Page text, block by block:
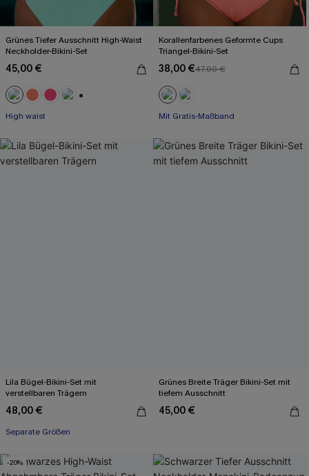
Grünes Tiefer Ausschnitt High-Waist
Neckholder-Bikini-Set
45,00 €
High waist
Korallenfarbenes Geformte Cups
Triangel-Bikini-Set
38,00 €47,00 €
Mit Gratis-Maßband
Lila Bügel-Bikini-Set mit
verstellbaren Trägern
48,00 €
Separate Größen
Grünes Breite Träger Bikini-Set mit
tiefem Ausschnitt
45,00 €
-20%